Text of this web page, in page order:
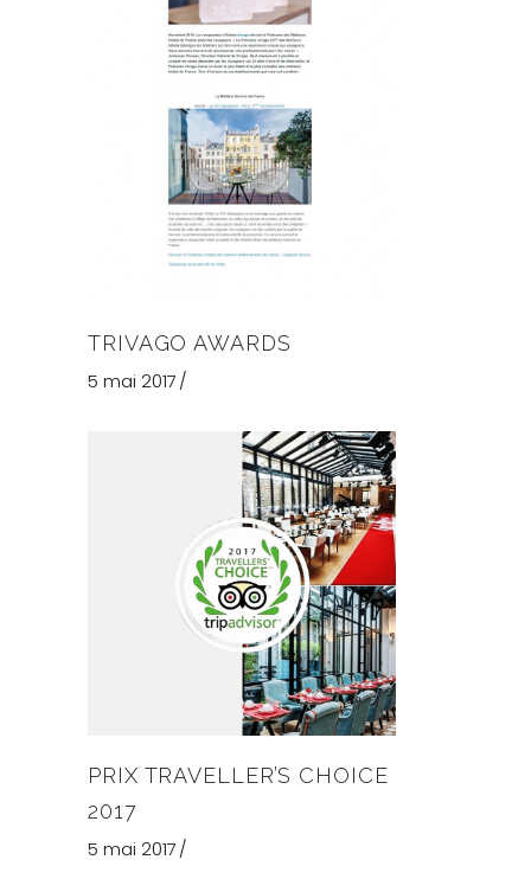
TRIVAGO AWARDS
5 mai 2017
PRIX TRAVELLER’S CHOICE
2017
5 mai 2017